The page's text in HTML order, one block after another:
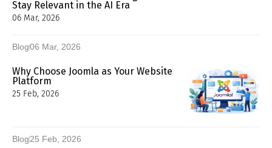
Stay Relevant in the AI Era
06 Mar, 2026
Blog06 Mar, 2026
Why Choose Joomla as Your Website
Platform
25 Feb, 2026
Blog25 Feb, 2026